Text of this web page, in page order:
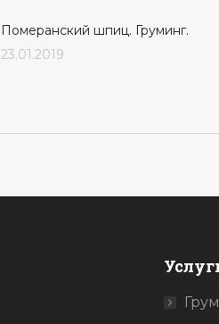
Померанский шпиц. Груминг.
23.01.2019